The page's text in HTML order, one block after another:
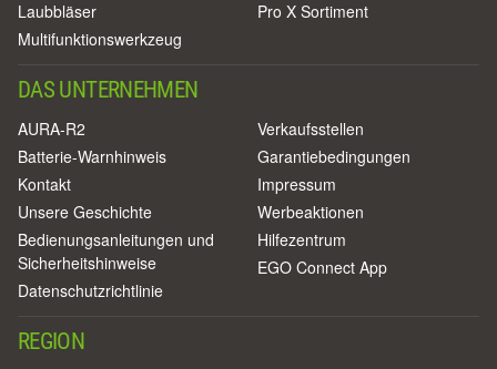
Laubbläser
Multifunktionswerkzeug
Pro X Sortiment
DAS UNTERNEHMEN
AURA-R2
Batterie-Warnhinweis
Kontakt
Unsere Geschichte
Bedienungsanleitungen und
Sicherheitshinweise
Datenschutzrichtlinie
Verkaufsstellen
Garantiebedingungen
Impressum
Werbeaktionen
Hilfezentrum
EGO Connect App
REGION